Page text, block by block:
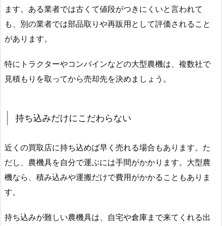
ます。ある業者では古くて値段がつきにくいと言われて
も、別の業者では部品取りや再販用として評価されること
があります。
特にトラクターやコンバインなどの大型農機は、複数社で
見積もりを取ってから売却先を決めましょう。
持ち込みだけにこだわらない
近くの買取店に持ち込めば早く売れる場合もあります。た
だし、農機具を自分で運ぶには手間がかかります。大型農
機なら、積み込みや運搬だけで費用がかかることもありま
す。
持ち込みが難しい農機具は、自宅や倉庫まで来てくれる出